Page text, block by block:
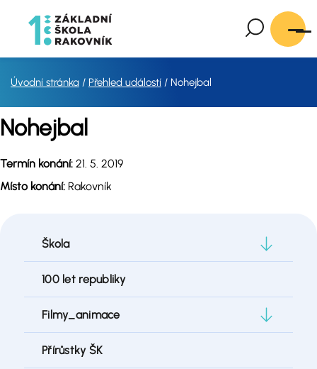
Úvodní stránka Přehled událostí Nohejbal
Nohejbal
Termín konání: 21. 5. 2019
Místo konání: Rakovník
Škola
100 let republiky
Filmy_animace
Přírůstky ŠK